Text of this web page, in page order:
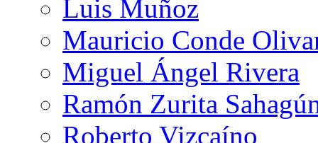
Luis Muñoz
Mauricio Conde
Miguel Ángel Rivera
Ramón Zurita
Roberto Vizcaíno